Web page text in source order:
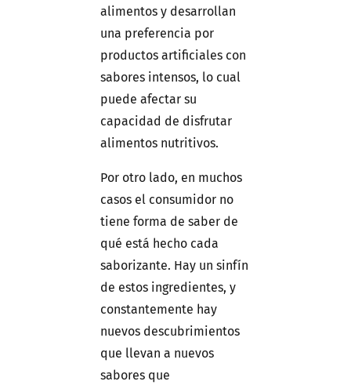
alimentos y desarrollan
una preferencia por
productos artificiales con
sabores intensos, lo cual
puede afectar su
capacidad de disfrutar
alimentos nutritivos.
Por otro lado, en muchos
casos el consumidor no
tiene forma de saber de
qué está hecho cada
saborizante. Hay un sinfín
de estos ingredientes, y
constantemente hay
nuevos descubrimientos
que llevan a nuevos
sabores que